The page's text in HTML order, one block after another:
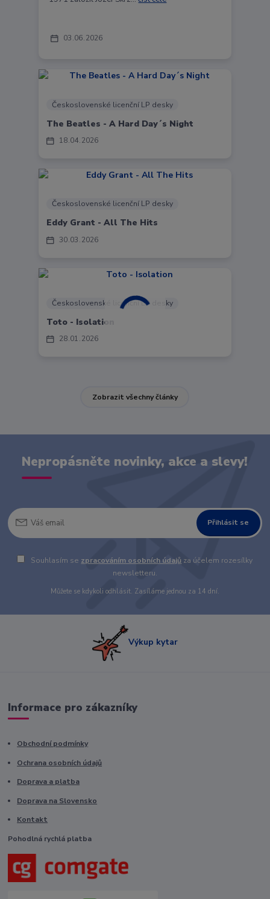
03 06 2026
18 04 2026
Československé licenční LP desky
The Beatles - A Hard Day´s Night
30 03 2026
Československé licenční LP desky
Eddy Grant - All The Hits
28 01 2026
Československé licenční LP desky
Toto - Isolation
Zobrazit všechny články
Nepropásněte novinky, akce a slevy!
Přihlásit se
Souhlasím se zpracováním osobních údajů za účelem rozesílky
newsletteru.
Můžete se kdykoli odhlásit. Zasíláme jednou za 14 dní.
Výkup kytar
Informace pro zákazníky
Obchodní podmínky
Ochrana osobních údajů
Doprava a platba
Doprava na Slovensko
Kontakt
Pohodlná rychlá platba